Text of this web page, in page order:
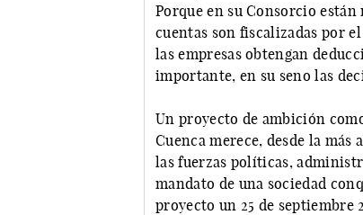
Porque en su Consorcio
cuentas son fiscalizadas por
las empresas obtengan
importante, en su seno las
Un proyecto de ambición
Cuenca merece, desde la
las fuerzas políticas,
mandato de una sociedad
proyecto un 25 de septiembre